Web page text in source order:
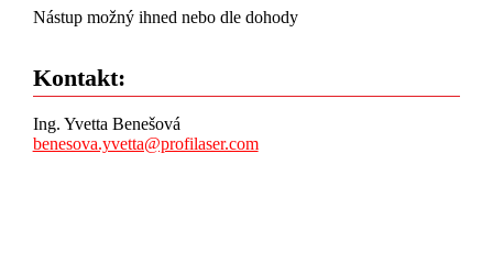
Nástup možný ihned nebo dle dohody
Kontakt:
Ing. Yvetta Benešová
benesova.yvetta@profilaser.com